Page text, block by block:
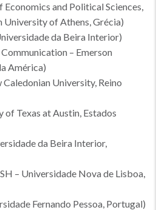
and Political Sciences,
of Athens, Grécia)
da Beira Interior)
– Emerson
América)
University, Reino
of Texas at Austin, Estados
da Beira Interior,
– Universidade Nova de Lisboa,
Fernando Pessoa, Portugal)